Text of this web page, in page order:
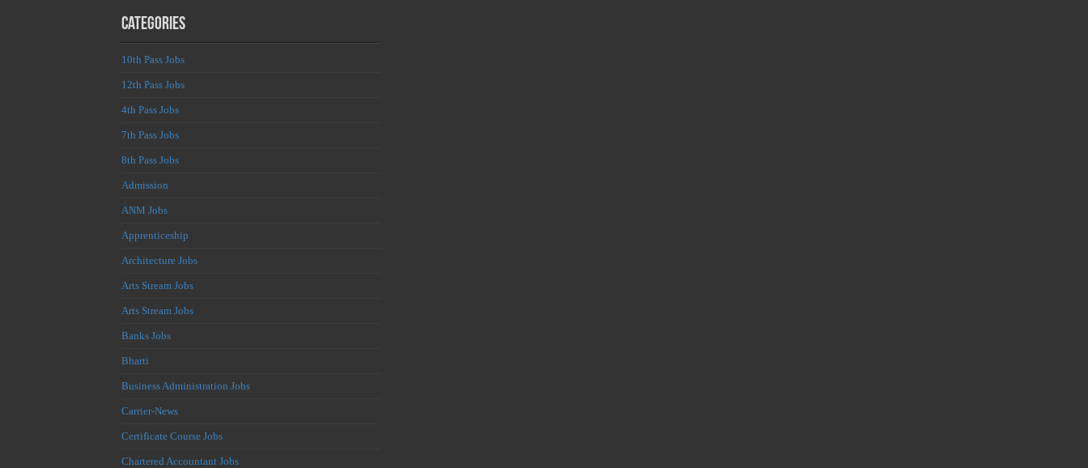
Categories
10th Pass Jobs
12th Pass Jobs
4th Pass Jobs
7th Pass Jobs
8th Pass Jobs
Admission
ANM Jobs
Apprenticeship
Architecture Jobs
Arts Stream Jobs
Arts Stream Jobs
Banks Jobs
Bharti
Business Administration Jobs
Carrier-News
Certificate Course Jobs
Chartered Accountant Jobs